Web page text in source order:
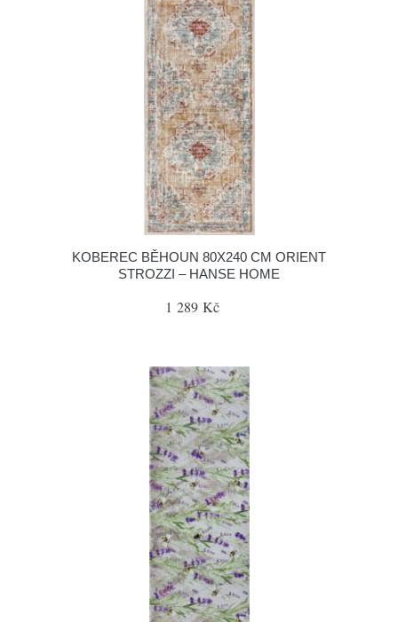
KOBEREC BĚHOUN 80X240 CM ORIENT
STROZZI – HANSE HOME
1 289 Kč